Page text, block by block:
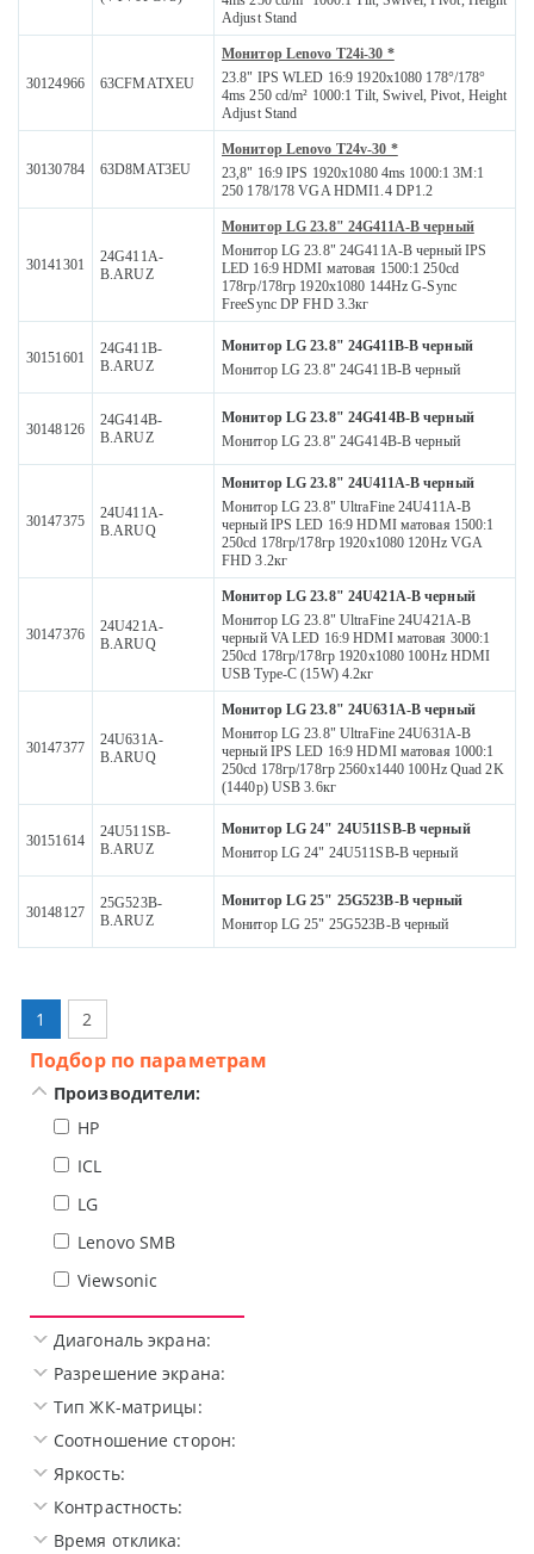
Adjust Stand
30124966 63CFMATXEU
Монитор Lenovo T24i-30 *
23.8" IPS WLED 16:9 1920x1080 178°/178°
4ms 250 cd/m² 1000:1 Tilt, Swivel, Pivot, Height
Adjust Stand
30130784 63D8MAT3EU
Монитор Lenovo T24v-30 *
23,8" 16:9 IPS 1920x1080 4ms 1000:1 3M:1
250 178/178 VGA HDMI1.4 DP1.2
30141301
24G411A-
B.ARUZ
Монитор LG 23.8" 24G411A-B черный
Монитор LG 23.8" 24G411A-B черный IPS
LED 16:9 HDMI матовая 1500:1 250cd
178гр/178гр 1920x1080 144Hz G-Sync
FreeSync DP FHD 3.3кг
30151601
24G411B-
B.ARUZ
Монитор LG 23.8" 24G411B-B черный
Монитор LG 23.8" 24G411B-B черный
30148126
24G414B-
B.ARUZ
Монитор LG 23.8" 24G414B-B черный
Монитор LG 23.8" 24G414B-B черный
30147375
24U411A-
B.ARUQ
Монитор LG 23.8" 24U411A-B черный
Монитор LG 23.8" UltraFine 24U411A-B
черный IPS LED 16:9 HDMI матовая 1500:1
250cd 178гр/178гр 1920x1080 120Hz VGA
FHD 3.2кг
30147376
24U421A-
B.ARUQ
Монитор LG 23.8" 24U421A-B черный
Монитор LG 23.8" UltraFine 24U421A-B
черный VA LED 16:9 HDMI матовая 3000:1
250cd 178гр/178гр 1920x1080 100Hz HDMI
USB Type-C (15W) 4.2кг
30147377
24U631A-
B.ARUQ
Монитор LG 23.8" 24U631A-B черный
Монитор LG 23.8" UltraFine 24U631A-B
черный IPS LED 16:9 HDMI матовая 1000:1
250cd 178гр/178гр 2560x1440 100Hz Quad 2K
(1440p) USB 3.6кг
30151614
24U511SB-
B.ARUZ
Монитор LG 24" 24U511SB-B черный
Монитор LG 24" 24U511SB-B черный
30148127
25G523B-
B.ARUZ
Монитор LG 25" 25G523B-B черный
Монитор LG 25" 25G523B-B черный
1 2
Подбор по параметрам
Производители:
HP
ICL
LG
Lenovo SMB
Viewsonic
Диагональ экрана:
Разрешение экрана:
Тип ЖК-матрицы:
Соотношение сторон:
Яркость:
Контрастность:
Время отклика: